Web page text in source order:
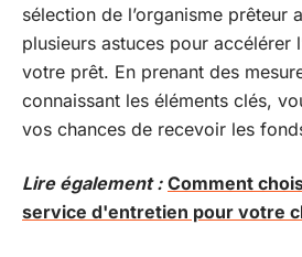
sélection de l’organisme prêteur
plusieurs astuces pour accélérer
votre prêt. En prenant des
connaissant les éléments clés,
vos chances de recevoir les
Lire également : Comment
service d'entretien pour votre